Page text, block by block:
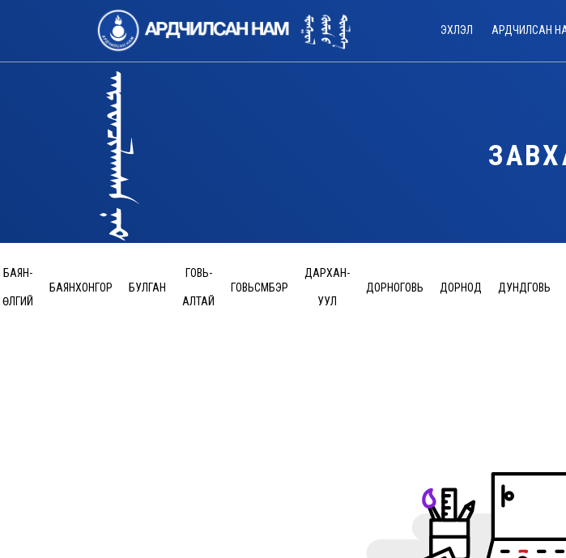
ЭХЛЭЛ АРДЧИЛСАН
БАЯН-
ӨЛГИЙ
БАЯНХОНГОР БУЛГАН
ГОВЬ-
АЛТАЙ
ГОВЬСҮМБЭР
ДАРХАН-
УУЛ
ДОРНОГОВЬ ДОРНОД ДУНДГОВЬ